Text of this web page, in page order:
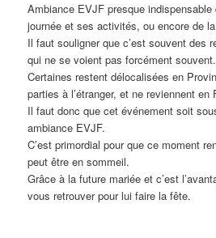
Ambiance EVJF presque indispensable
journée et ses activités, ou encore de
Il faut souligner que c’est souvent des
qui ne se voient pas forcément souvent.
Certaines restent délocalisées en
parties à l’étranger, et ne reviennent en
Il faut donc que cet événement soit
ambiance EVJF.
C’est primordial pour que ce moment
peut être en sommeil.
Grâce à la future mariée et c’est
vous retrouver pour lui faire la fête.